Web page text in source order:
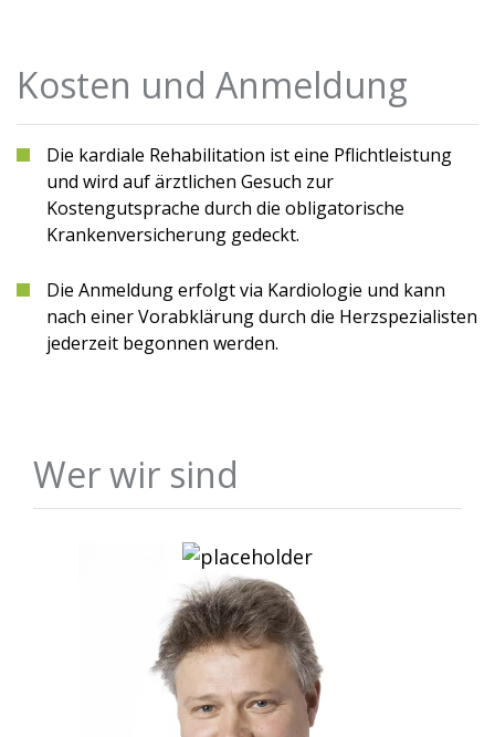
Kosten und Anmeldung
Die kardiale Rehabilitation ist eine Pflichtleistung
und wird auf ärztlichen Gesuch zur
Kostengutsprache durch die obligatorische
Krankenversicherung gedeckt.
Die Anmeldung erfolgt via Kardiologie und kann
nach einer Vorabklärung durch die Herzspezialisten
jederzeit begonnen werden.
Wer wir sind